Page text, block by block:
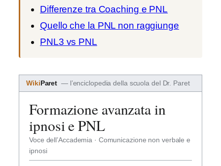
Differenze tra Coaching e PNL
Quello che la PNL non raggiunge
PNL3 vs PNL
Wiki Paret — l’enciclopedia della scuola del Dr. Paret
Formazione avanzata in
ipnosi e PNL
Voce dell’Accademia · Comunicazione non verbale e
ipnosi